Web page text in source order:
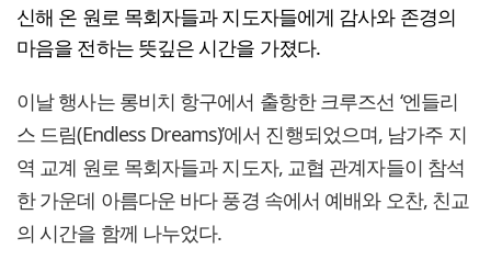
신해 온 원로 목회자들과 지도자들에게 감사와 존경의
마음을 전하는 뜻깊은 시간을 가졌다.
이날 행사는 롱비치 항구에서 출항한 크루즈선 ‘엔들리
스 드림(Endless Dreams)’에서 진행되었으며, 남가주 지
역 교계 원로 목회자들과 지도자, 교협 관계자들이 참석
한 가운데 아름다운 바다 풍경 속에서 예배와 오찬, 친교
의 시간을 함께 나누었다.